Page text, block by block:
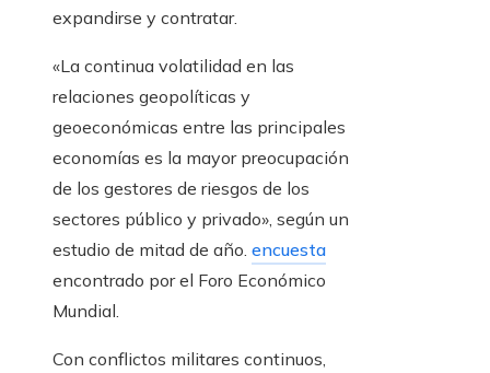
expandirse y contratar.
«La continua volatilidad en las
relaciones geopolíticas y
geoeconómicas entre las principales
economías es la mayor preocupación
de los gestores de riesgos de los
sectores público y privado», según un
estudio de mitad de año. encuesta
encontrado por el Foro Económico
Mundial.
Con conflictos militares continuos,